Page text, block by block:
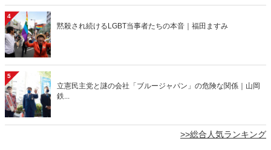
4
黙殺され続けるLGBT当事者たちの本音｜福田ますみ
5
立憲民主党と謎の会社「ブルージャパン」の危険な関係｜山岡
鉄...
>>総合人気ランキング